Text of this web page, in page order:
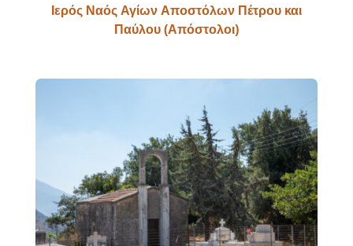
Ιερός Ναός Αγίων Αποστόλων Πέτρου και
Παύλου (Απόστολοι)